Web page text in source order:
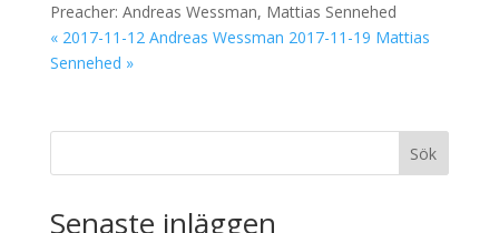
Preacher: Andreas Wessman, Mattias Sennehed
« 2017-11-12 Andreas Wessman 2017-11-19 Mattias
Sennehed »
Sök
Senaste inläggen